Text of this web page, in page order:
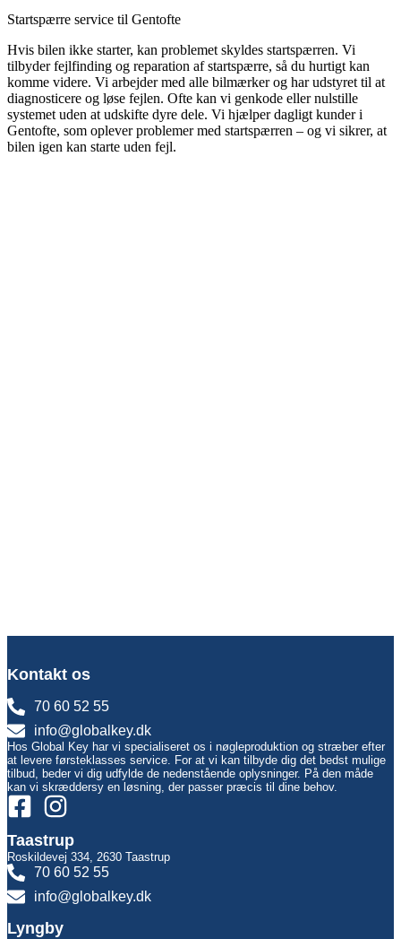
Startspærre service til Gentofte
Hvis bilen ikke starter, kan problemet skyldes startspærren. Vi
tilbyder fejlfinding og reparation af startspærre, så du hurtigt kan
komme videre. Vi arbejder med alle bilmærker og har udstyret til at
diagnosticere og løse fejlen. Ofte kan vi genkode eller nulstille
systemet uden at udskifte dyre dele. Vi hjælper dagligt kunder i
Gentofte, som oplever problemer med startspærren – og vi sikrer, at
bilen igen kan starte uden fejl.
Kontakt os
70 60 52 55
info@globalkey.dk
Hos Global Key har vi specialiseret os i nøgleproduktion og stræber efter
at levere førsteklasses service. For at vi kan tilbyde dig det bedst mulige
tilbud, beder vi dig udfylde de nedenstående oplysninger. På den måde
kan vi skræddersy en løsning, der passer præcis til dine behov.
Taastrup
Roskildevej 334, 2630 Taastrup
70 60 52 55
info@globalkey.dk
Lyngby